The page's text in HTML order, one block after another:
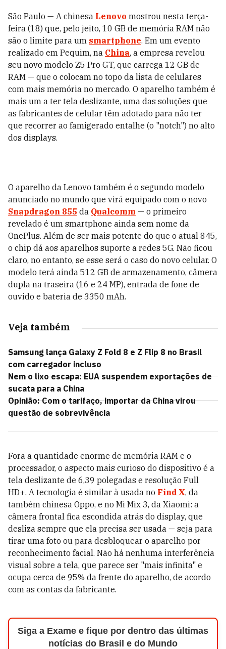
São Paulo — A chinesa Lenovo mostrou nesta terça-
feira (18) que, pelo jeito, 10 GB de memória RAM não
são o limite para um smartphone. Em um evento
realizado em Pequim, na China, a empresa revelou
seu novo modelo Z5 Pro GT, que carrega 12 GB de
RAM — que o colocam no topo da lista de celulares
com mais memória no mercado. O aparelho também é
mais um a ter tela deslizante, uma das soluções que
as fabricantes de celular têm adotado para não ter
que recorrer ao famigerado entalhe (o "notch") no alto
dos displays.
O aparelho da Lenovo também é o segundo modelo
anunciado no mundo que virá equipado com o novo
Snapdragon 855 da Qualcomm — o primeiro
revelado é um smartphone ainda sem nome da
OnePlus. Além de ser mais potente do que o atual 845,
o chip dá aos aparelhos suporte a redes 5G. Não ficou
claro, no entanto, se esse será o caso do novo celular. O
modelo terá ainda 512 GB de armazenamento, câmera
dupla na traseira (16 e 24 MP), entrada de fone de
ouvido e bateria de 3350 mAh.
Veja também
Samsung lança Galaxy Z Fold 8 e Z Flip 8 no Brasil
com carregador incluso
Nem o lixo escapa: EUA suspendem exportações de
sucata para a China
Opinião: Com o tarifaço, importar da China virou
questão de sobrevivência
Fora a quantidade enorme de memória RAM e o
processador, o aspecto mais curioso do dispositivo é a
tela deslizante de 6,39 polegadas e resolução Full
HD+. A tecnologia é similar à usada no Find X, da
também chinesa Oppo, e no Mi Mix 3, da Xiaomi: a
câmera frontal fica escondida atrás do display, que
desliza sempre que ela precisa ser usada — seja para
tirar uma foto ou para desbloquear o aparelho por
reconhecimento facial. Não há nenhuma interferência
visual sobre a tela, que parece ser "mais infinita" e
ocupa cerca de 95% da frente do aparelho, de acordo
com as contas da fabricante.
Siga a Exame e fique por dentro das últimas
notícias do Brasil e do Mundo